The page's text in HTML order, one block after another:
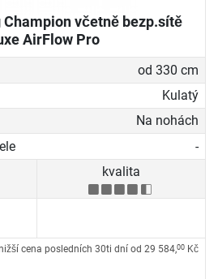
včetně bezp.sítě
AirFlow Pro
od 330 cm
Kulatý
Na nohách
-
kvalita
cena posledních 30ti dní od 29 584,00 Kč